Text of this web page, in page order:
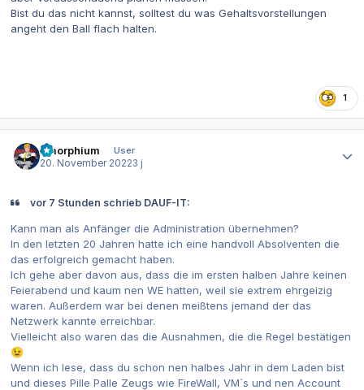
Bist du das nicht kannst, solltest du was Gehaltsvorstellungen
angeht den Ball flach halten.
1
Amorphium
User
20. November 20223 j
vor 7 Stunden schrieb DAUF-IT:
Kann man als Anfänger die Administration übernehmen?
In den letzten 20 Jahren hatte ich eine handvoll Absolventen die
das erfolgreich gemacht haben.
Ich gehe aber davon aus, dass die im ersten halben Jahre keinen
Feierabend und kaum nen WE hatten, weil sie extrem ehrgeizig
waren. Außerdem war bei denen meißtens jemand der das
Netzwerk kannte erreichbar.
Vielleicht also waren das die Ausnahmen, die die Regel bestätigen
😉
Wenn ich lese, dass du schon nen halbes Jahr in dem Laden bist
und dieses Pille Palle Zeugs wie FireWall, VM´s und nen Account